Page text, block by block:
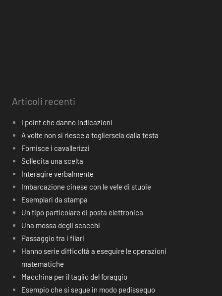
Articoli recenti
I point che danno indicazioni
A volte non si riesce a togliersela dalla testa
Fornisce i cavallerizzi
Sollecita una scelta
Interagire verbalmente
Imbarcazione cinese con le vele di stuoie
Esemplari da stampa
Un tipo particolare di posta elettronica
Una mossa degli scacchi
Passaggio tra i filari
Hanno serie difficoltà a eseguire le operazioni
matematiche
Macchina per il taglio del foraggio
Esempio che si segue in modo pedissequo